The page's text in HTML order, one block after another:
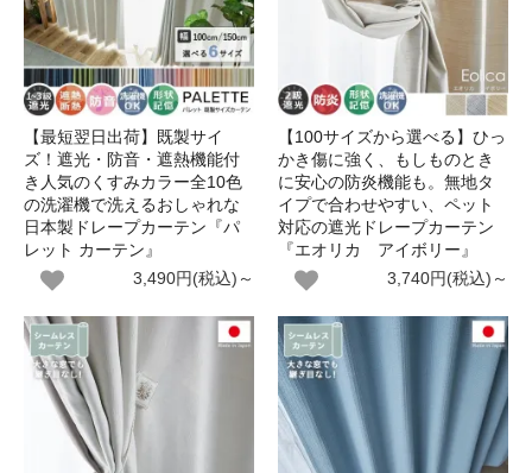
【最短翌日出荷】既製サイ
ズ！遮光・防音・遮熱機能付
き人気のくすみカラー全10色
の洗濯機で洗えるおしゃれな
日本製ドレープカーテン『パ
レット カーテン』
3,490円(税込)～
【100サイズから選べる】ひっ
かき傷に強く、もしものとき
に安心の防炎機能も。無地タ
イプで合わせやすい、ペット
対応の遮光ドレープカーテン
『エオリカ アイボリー』
3,740円(税込)～